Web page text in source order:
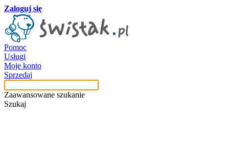
Zaloguj się
Pomoc
Usługi
Moje konto
Sprzedaj
Zaawansowane szukanie
Szukaj